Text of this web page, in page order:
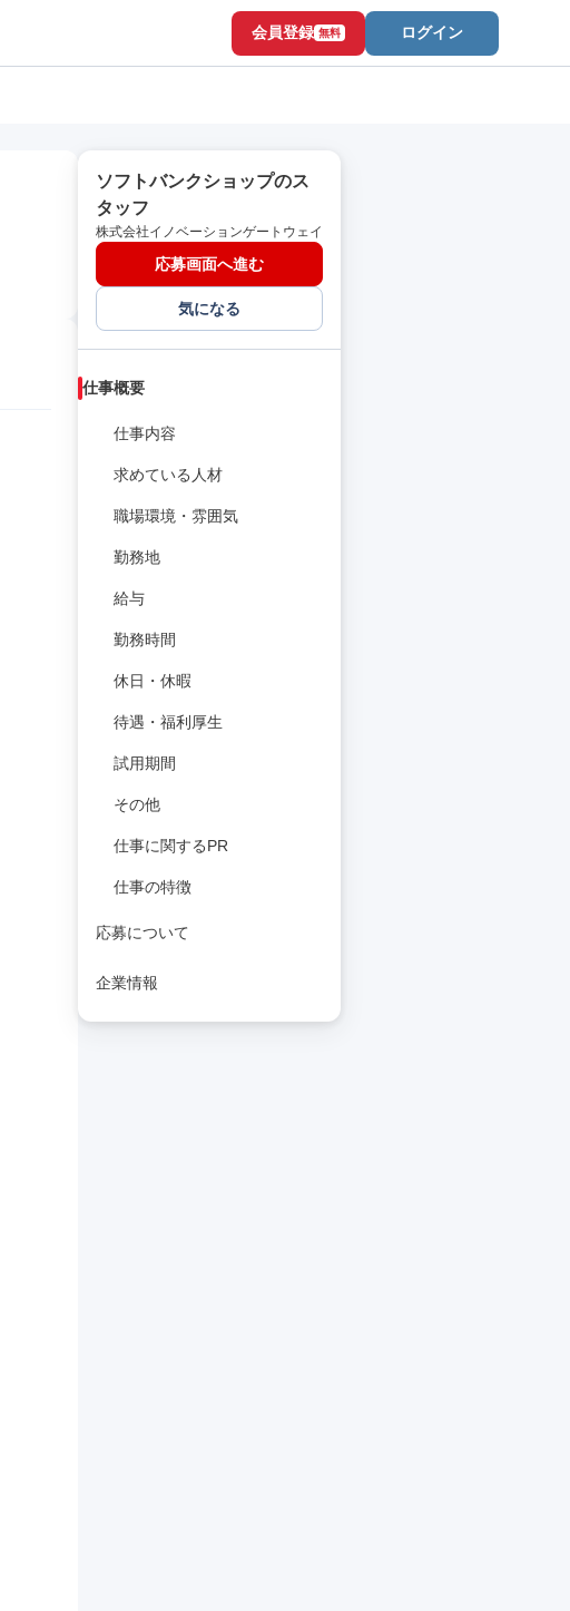
会員登録 無料 ログイン
ソフトバンクショップのス
タッフ
株式会社イノベーションゲートウェイ
応募画面へ進む
気になる
仕事概要
仕事内容
求めている人材
職場環境・雰囲気
勤務地
給与
勤務時間
休日・休暇
待遇・福利厚生
試用期間
その他
仕事に関するPR
仕事の特徴
応募について
企業情報